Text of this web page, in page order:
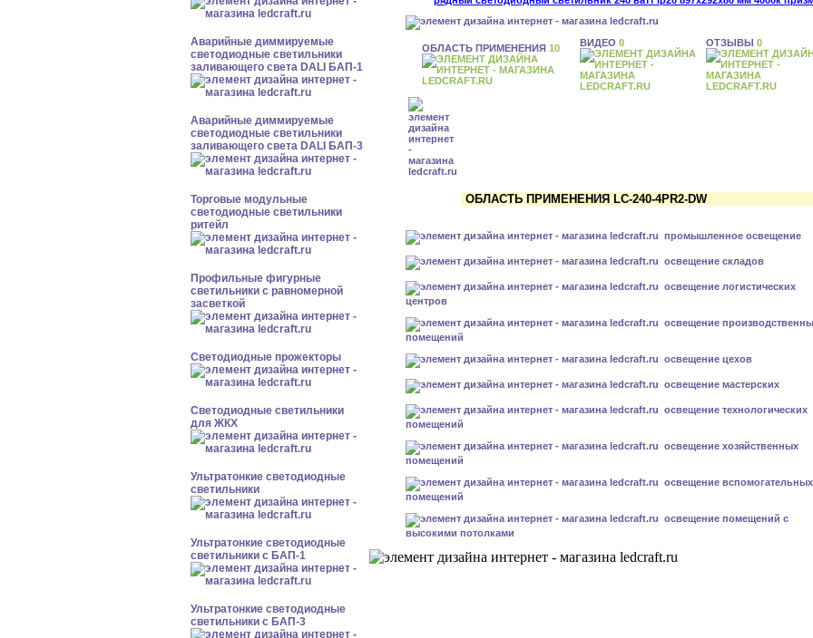
Аварийные диммируемые
светодиодные светильники
заливающего света DALI БАП-1
Аварийные диммируемые
светодиодные светильники
заливающего света DALI БАП-3
Торговые модульные
светодиодные светильники
ритейл
Профильные фигурные
светильники с равномерной
засветкой
Светодиодные прожекторы
Светодиодные светильники
для ЖКХ
Ультратонкие светодиодные
светильники
Ультратонкие светодиодные
светильники с БАП-1
Ультратонкие светодиодные
светильники с БАП-3
ОБЛАСТЬ ПРИМЕНЕНИЯ 10 ВИДЕО 0 ОТЗЫВЫ 0
ОБЛАСТЬ ПРИМЕНЕНИЯ LC-240-4PR2-DW
промышленное освещение
освещение складов
освещение логистических
центров
освещение
помещений
освещение цехов
освещение мастерских
освещение технологических
помещений
освещение хозяйственных
помещений
освещение вспомогательных
помещений
освещение помещений с
высокими потолками